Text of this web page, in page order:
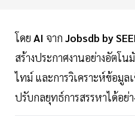
โดย AI จาก Jobsdb by
สร้างประกาศงานอย่างอัตโ
ไทม์ และการวิเคราะห์ข้อมูล
ปรับกลยุทธ์การสรรหาได้อย่